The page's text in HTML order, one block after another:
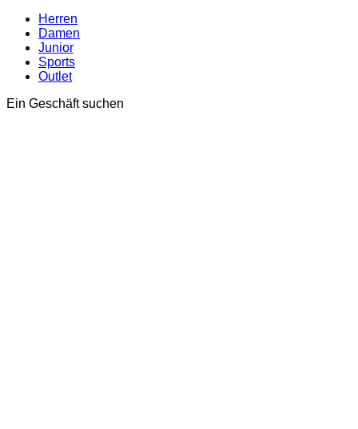
Herren
Damen
Junior
Sports
Outlet
Ein Geschäft suchen